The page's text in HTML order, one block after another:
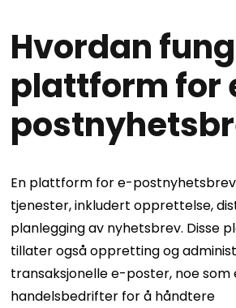
Hvordan
plattform for
En plattform for e-
tjenester, inkludert opprettelse,
planlegging av nyhetsbrev. Disse
tillater også oppretting og
transaksjonelle e-poster, noe som
handelsbedrifter for å håndtere